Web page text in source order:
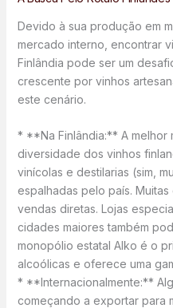
Devido à sua produção em
mercado interno, encontrar
Finlândia pode ser um
crescente por vinhos
este cenário.
* **Na Finlândia:** A melhor
diversidade dos vinhos
vinícolas e destilarias (sim,
espalhadas pelo país.
vendas diretas. Lojas
cidades maiores também
monopólio estatal Alko é o
alcoólicas e oferece uma
* **Internacionalmente:**
começando a exportar para